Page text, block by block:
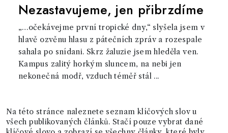
Nezastavujeme, jen přibrzdíme
„…očekávejme první tropické dny,“ slyšela jsem v
hlavě ozvěnu hlasu z pátečních zpráv a rozespale
sahala po snídani. Skrz žaluzie jsem hleděla ven.
Kampus zalitý horkým sluncem, na nebi jen
nekonečná modř, vzduch téměř stál ...
Na této stránce naleznete seznam klíčových slov u
všech publikovaných článků. Stačí pouze vybrat dané